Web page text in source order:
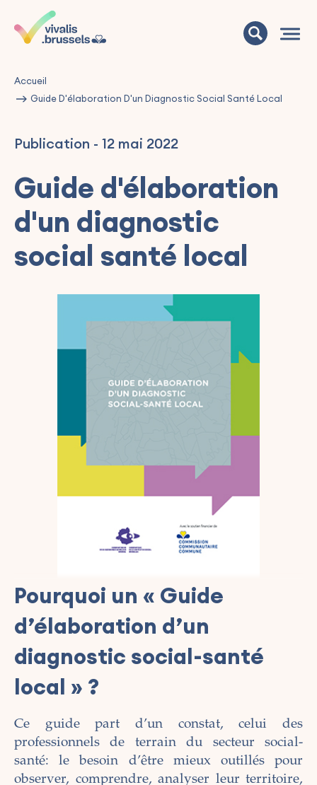
Accueil
Guide D'élaboration D'un Diagnostic Social Santé Local
Publication - 12 mai 2022
Guide d'élaboration
d'un diagnostic
social santé local
Pourquoi un « Guide
d’élaboration d’un
diagnostic social-santé
local » ?
Ce guide part d’un constat, celui des
professionnels de terrain du secteur social-
santé: le besoin d’être mieux outillés pour
observer, comprendre, analyser leur territoire,